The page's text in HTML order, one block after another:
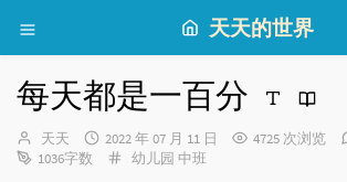
天天的世界
每天都是一百分
博
主：
天天
发
布
2022 年 07 月 11 日 4725 次浏览
1036字数
分
幼儿园 中班